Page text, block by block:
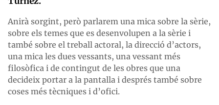
Anirà sorgint, però parlarem una mica sobre la sèrie,
sobre els temes que es desenvolupen a la sèrie i
també sobre el treball actoral, la direcció d’actors,
una mica les dues vessants, una vessant més
filosòfica i de contingut de les obres que una
decideix portar a la pantalla i després també sobre
coses més tècniques i d’ofici.